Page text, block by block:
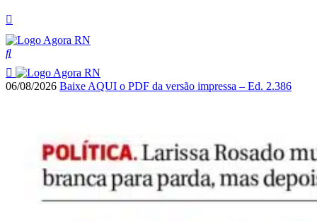
06/08/2026 Baixe AQUI o PDF da versão impressa – Ed. 2.386